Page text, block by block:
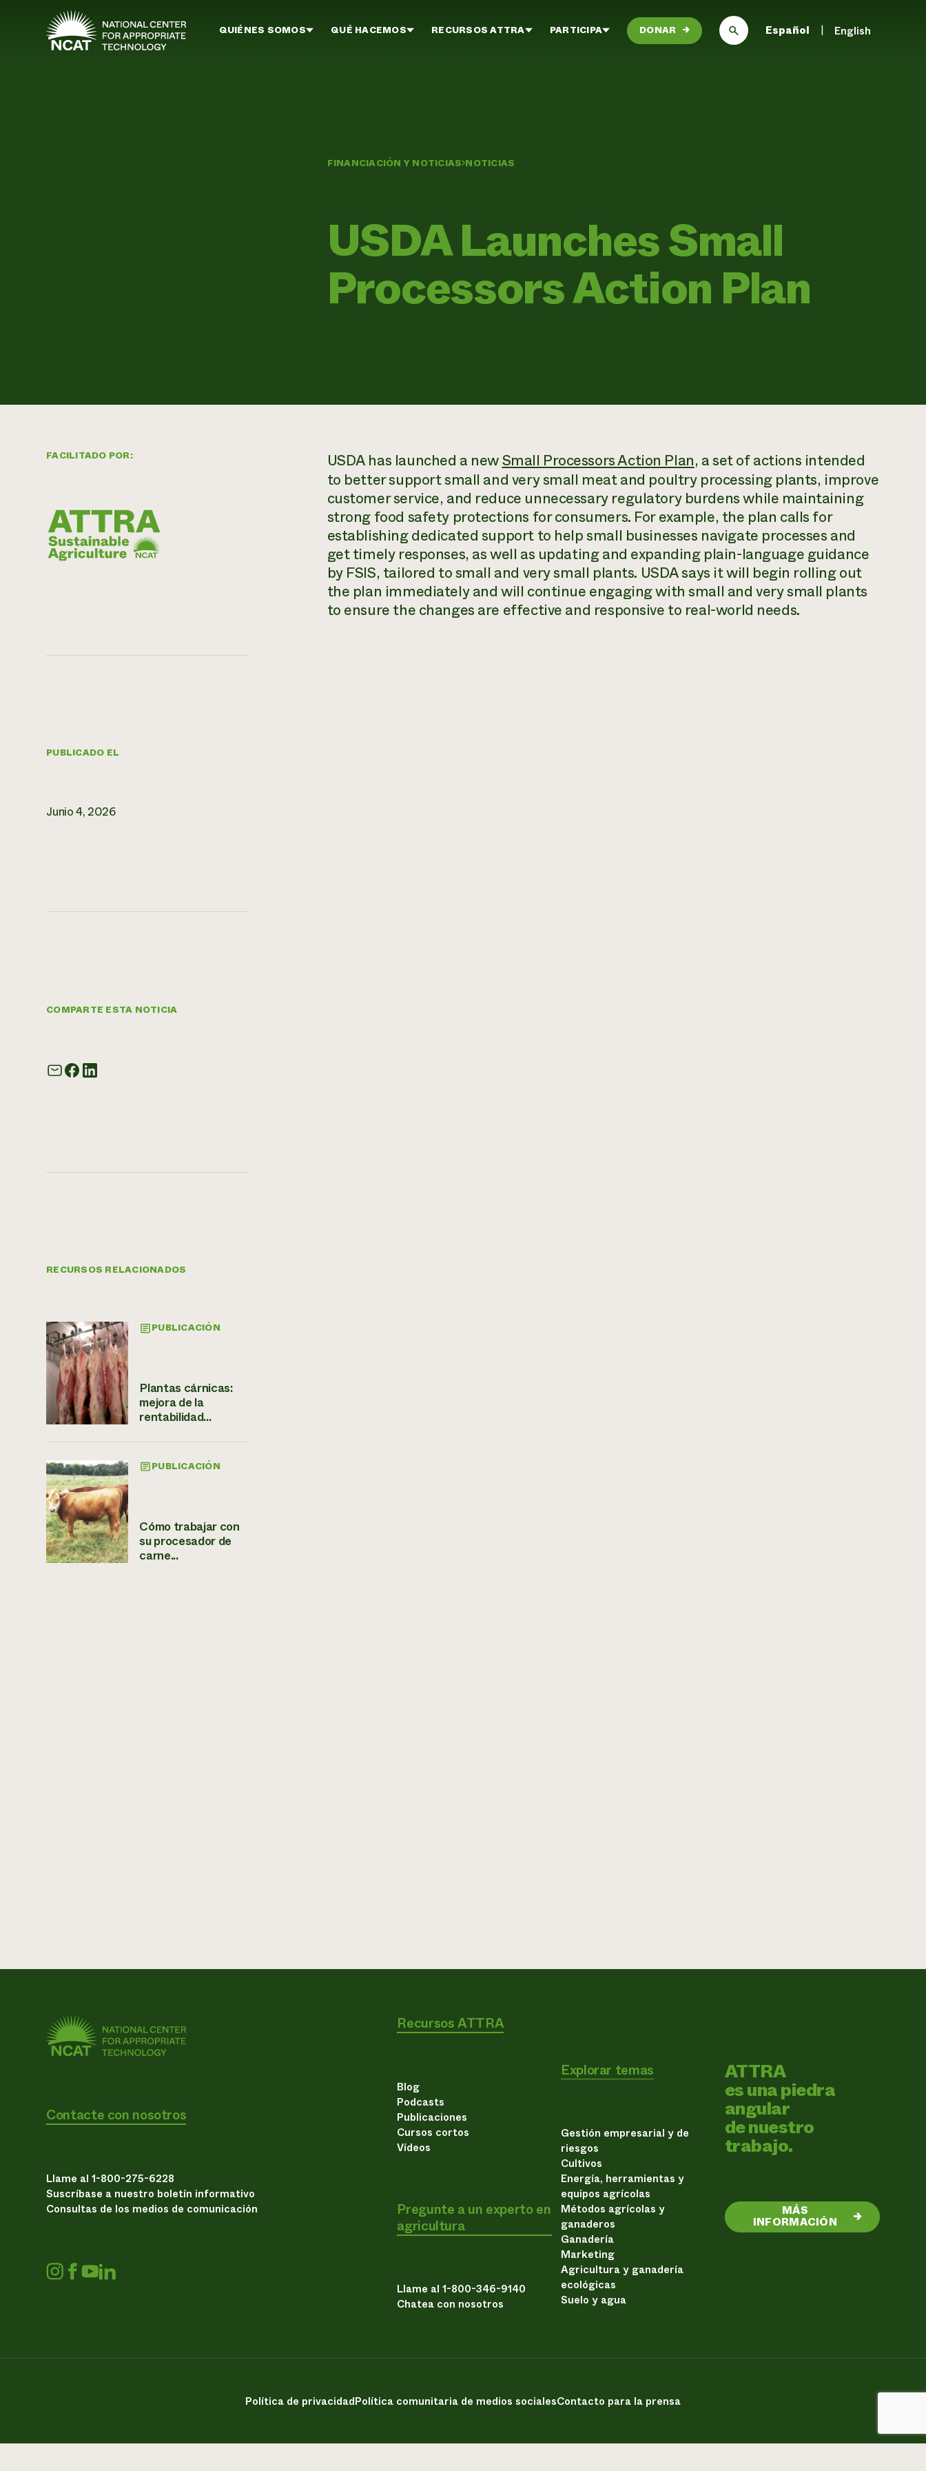
Ir al contenido principal
QUIÉNES SOMOS QUÉ HACEMOS RECURSOS ATTRA PARTICIPA DONAR → Español English
FINANCIACIÓN Y NOTICIAS NOTICIAS
USDA Launches Small
Processors Action Plan
FACILITADO POR:
PUBLICADO EL
Junio 4, 2026
COMPARTE ESTA NOTICIA
RECURSOS RELACIONADOS
PUBLICACIÓN
Plantas cárnicas:
mejora de la
rentabilidad...
PUBLICACIÓN
Cómo trabajar con
su procesador de
carne...
USDA has launched a newSmall Processors Action Plan, a set of actions intended
to better support small and very small meat and poultry processing plants, improve
customer service, and reduce unnecessary regulatory burdens while maintaining
strong food safety protections for consumers. For example, the plan calls for
establishing dedicated support to help small businesses navigate processes and
get timely responses, as well as updating and expanding plain-language guidance
by FSIS, tailored to small and very small plants. USDA says it will begin rolling out
the plan immediately and will continue engaging with small and very small plants
to ensure the changes are effective and responsive to real-world needs.
Contacte con nosotros
Llame al 1-800-275-6228
Suscríbase a nuestro boletín informativo
Consultas de los medios de comunicación
Recursos ATTRA
Blog
Podcasts
Publicaciones
Cursos cortos
Vídeos
Pregunte a un experto en
agricultura
Llame al 1-800-346-9140
Chatea con nosotros
Explorar temas
Gestión empresarial y de
riesgos
Cultivos
Energía, herramientas y
equipos agrícolas
Métodos agrícolas y
ganaderos
Ganadería
Marketing
Agricultura y ganadería
ecológicas
Suelo y agua
ATTRA
es una piedra
angular
de nuestro
trabajo.
MÁS
INFORMACIÓN →
Política de privacidadPolítica comunitaria de medios socialesContacto para la prensa